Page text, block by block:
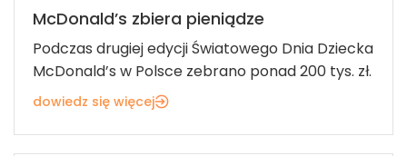
McDonald’s zbiera pieniądze
Podczas drugiej edycji Światowego Dnia Dziecka
McDonald’s w Polsce zebrano ponad 200 tys. zł.
dowiedz się więcej
Z KRAJU